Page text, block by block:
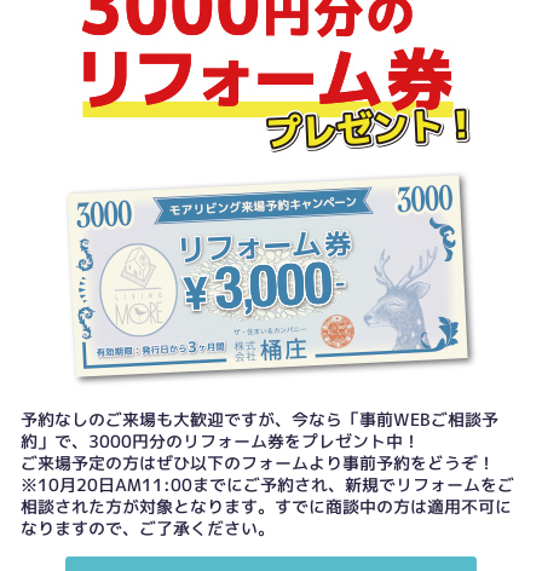
予約なしのご来場も大歓迎ですが、今なら「事前WEBご相談予
約」で、3000円分のリフォーム券をプレゼント中！
ご来場予定の方はぜひ以下のフォームより事前予約をどうぞ！
※10月20日AM11:00までにご予約され、新規でリフォームをご
相談された方が対象となります。すでに商談中の方は適用不可に
なりますので、ご了承ください。